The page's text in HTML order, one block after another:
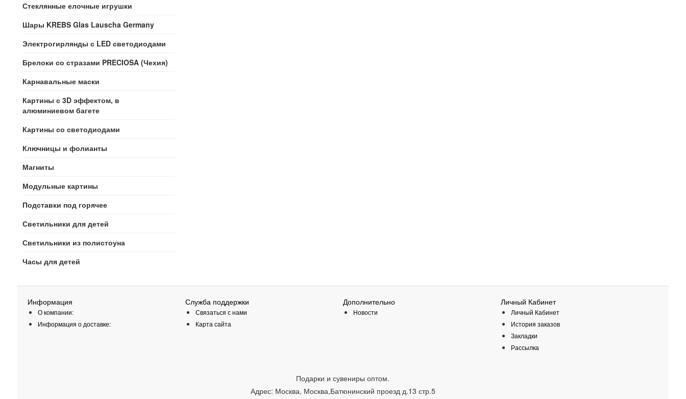
Стеклянные елочные игрушки
Шары KREBS Glas Lauscha Germany
Электрогирлянды с LED светодиодами
Брелоки со стразами PRECIOSA (Чехия)
Карнавальные маски
Картины с 3D эффектом, в
алюминиевом багете
Картины со светодиодами
Ключницы и фолианты
Магниты
Модульные картины
Подставки под горячее
Светильники для детей
Светильники из полистоуна
Часы для детей
Информация
О компании:
Информация о доставке:
Служба поддержки
Связаться с нами
Карта сайта
Дополнительно
Новости
Личный Кабинет
Личный Кабинет
История заказов
Закладки
Рассылка
Подарки и сувениры оптом.
Адрес: Москва, Москва,Батюнинский проезд д.13 стр.5